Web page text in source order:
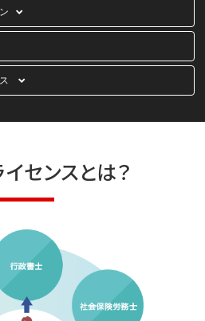
down
down
センスとは？